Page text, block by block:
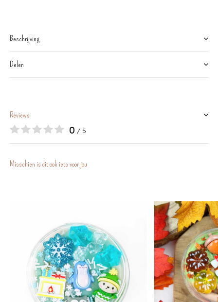
Beschrijving
Delen
Reviews
0 / 5
Misschien is dit ook iets voor jou